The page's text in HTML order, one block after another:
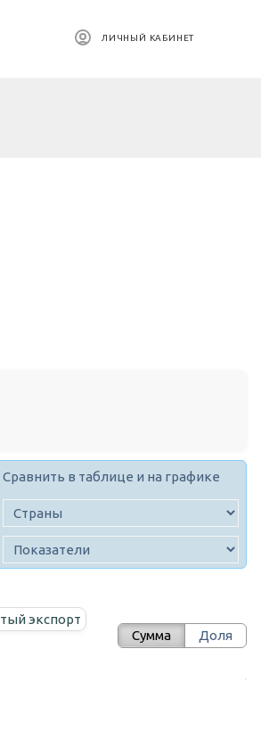
ЛИЧНЫЙ КАБИНЕТ
Сравнить в таблице и на графике
экспорт
Сумма Доля